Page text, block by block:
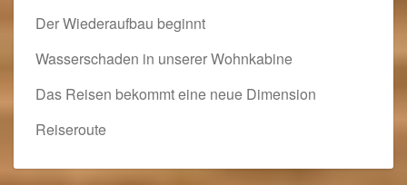
Der Wiederaufbau beginnt
Wasserschaden in unserer Wohnkabine
Das Reisen bekommt eine neue Dimension
Reiseroute